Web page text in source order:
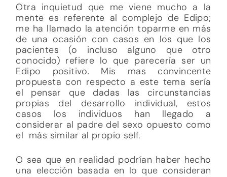
Otra inquietud que me viene mucho a la
mente es referente al complejo de Edipo;
me ha llamado la atención toparme en más
de una ocasión con casos en los que los
pacientes (o incluso alguno que otro
conocido) refiere lo que parecería ser un
Edipo positivo. Mis mas convincente
propuesta con respecto a este tema sería
el pensar que dadas las circunstancias
propias del desarrollo individual, estos
casos los individuos han llegado a
considerar al padre del sexo opuesto como
el más similar al propio self.
O sea que en realidad podrían haber hecho
una elección basada en lo que consideran